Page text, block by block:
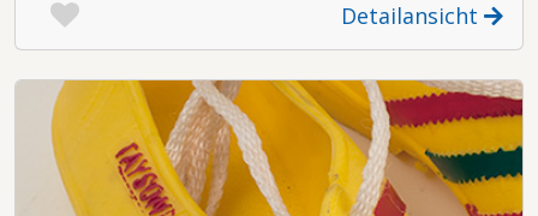
Detailansicht